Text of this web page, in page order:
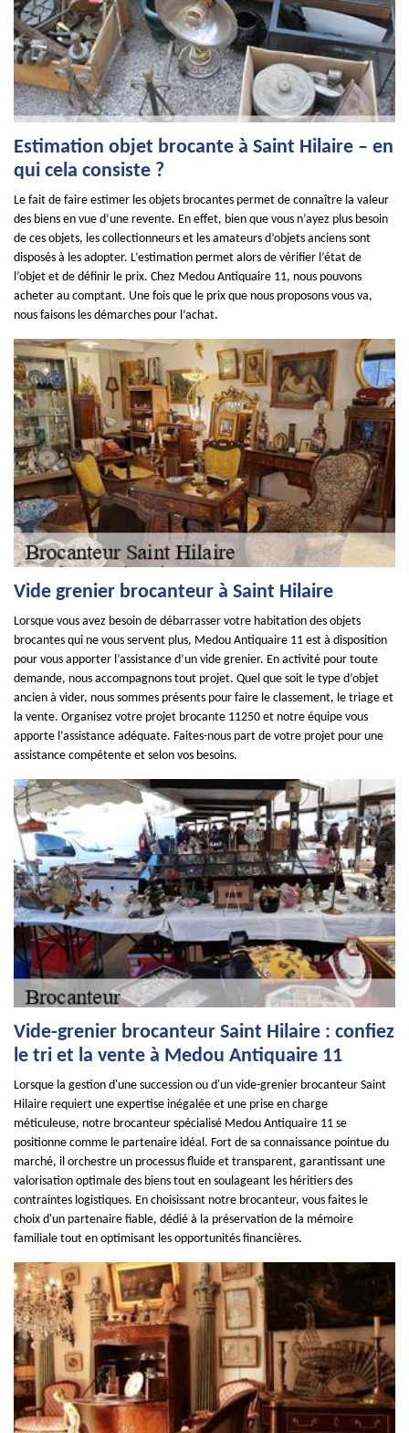
Estimation objet brocante à Saint Hilaire – en
qui cela consiste ?
Le fait de faire estimer les objets brocantes permet de connaître la valeur
des biens en vue d’une revente. En effet, bien que vous n’ayez plus besoin
de ces objets, les collectionneurs et les amateurs d’objets anciens sont
disposés à les adopter. L’estimation permet alors de vérifier l’état de
l’objet et de définir le prix. Chez Medou Antiquaire 11, nous pouvons
acheter au comptant. Une fois que le prix que nous proposons vous va,
nous faisons les démarches pour l’achat.
Vide grenier brocanteur à Saint Hilaire
Lorsque vous avez besoin de débarrasser votre habitation des objets
brocantes qui ne vous servent plus, Medou Antiquaire 11 est à disposition
pour vous apporter l’assistance d’un vide grenier. En activité pour toute
demande, nous accompagnons tout projet. Quel que soit le type d’objet
ancien à vider, nous sommes présents pour faire le classement, le triage et
la vente. Organisez votre projet brocante 11250 et notre équipe vous
apporte l’assistance adéquate. Faites-nous part de votre projet pour une
assistance compétente et selon vos besoins.
Vide-grenier brocanteur Saint Hilaire : confiez
le tri et la vente à Medou Antiquaire 11
Lorsque la gestion d'une succession ou d'un vide-grenier brocanteur Saint
Hilaire requiert une expertise inégalée et une prise en charge
méticuleuse, notre brocanteur spécialisé Medou Antiquaire 11 se
positionne comme le partenaire idéal. Fort de sa connaissance pointue du
marché, il orchestre un processus fluide et transparent, garantissant une
valorisation optimale des biens tout en soulageant les héritiers des
contraintes logistiques. En choisissant notre brocanteur, vous faites le
choix d'un partenaire fiable, dédié à la préservation de la mémoire
familiale tout en optimisant les opportunités financières.